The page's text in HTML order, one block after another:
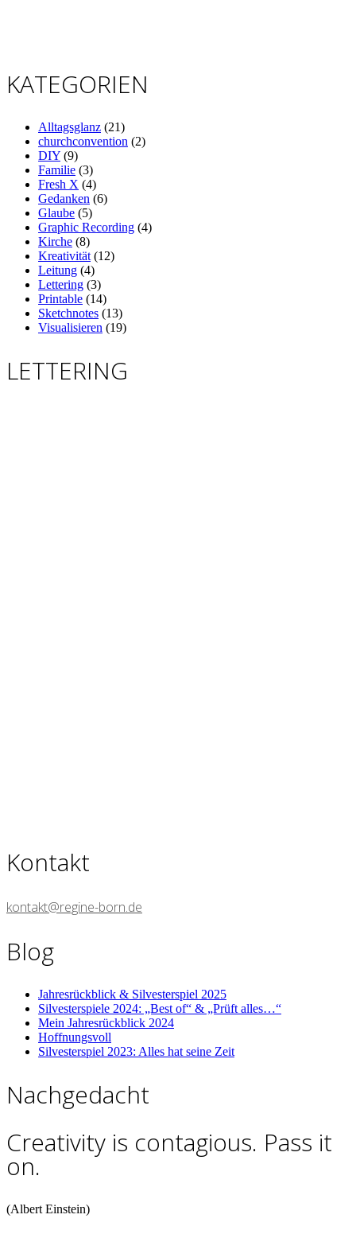
KATEGORIEN
Alltagsglanz (21)
churchconvention (2)
DIY (9)
Familie (3)
Fresh X (4)
Gedanken (6)
Glaube (5)
Graphic Recording (4)
Kirche (8)
Kreativität (12)
Leitung (4)
Lettering (3)
Printable (14)
Sketchnotes (13)
Visualisieren (19)
LETTERING
Kontakt
kontakt@regine-born.de
Blog
Jahresrückblick & Silvesterspiel 2025
Silvesterspiele 2024: „Best of“ & „Prüft alles…“
Mein Jahresrückblick 2024
Hoffnungsvoll
Silvesterspiel 2023: Alles hat seine Zeit
Nachgedacht
Creativity is contagious. Pass it
on.
(Albert Einstein)